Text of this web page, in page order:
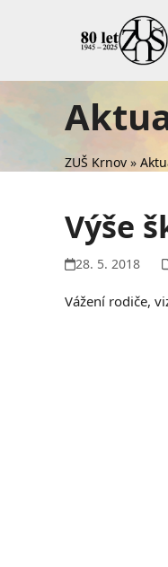
ZUŠ Krnov »
Výše
28. 5. 2018
Vážení rodiče,